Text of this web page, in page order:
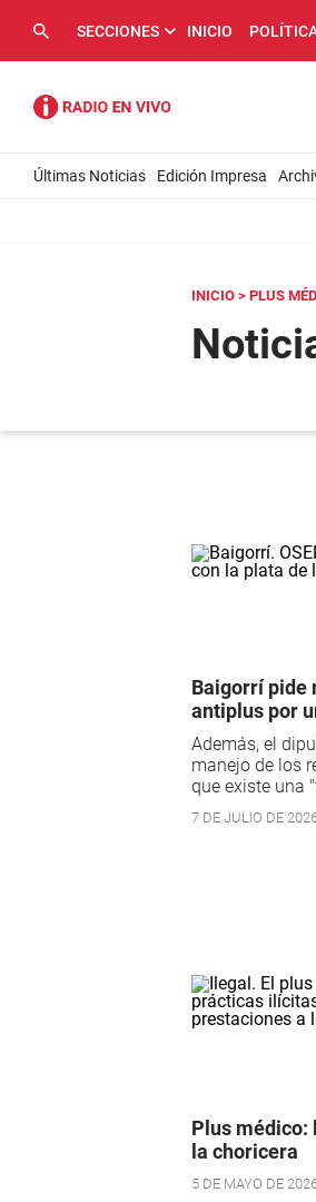
SECCIONES INICIO
Últimas Noticias Edición Impresa
INICIO > PLUS
Baigorrí pide
antiplus por
Además, el
manejo de los
que existe una
7 DE JULIO DE
Plus médico:
la choricera
5 DE MAYO DE